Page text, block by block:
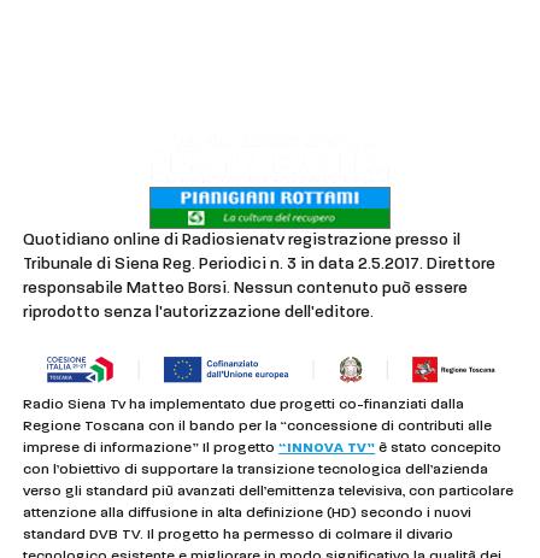
Quotidiano online di Radiosienatv registrazione presso il
Tribunale di Siena Reg. Periodici n. 3 in data 2.5.2017. Direttore
responsabile Matteo Borsi. Nessun contenuto può essere
riprodotto senza l'autorizzazione dell'editore.
Radio Siena Tv ha implementato due progetti co-finanziati dalla
Regione Toscana con il bando per la “concessione di contributi alle
imprese di informazione” Il progetto“INNOVA TV” è stato concepito
con l’obiettivo di supportare la transizione tecnologica dell’azienda
verso gli standard più avanzati dell’emittenza televisiva, con particolare
attenzione alla diffusione in alta definizione (HD) secondo i nuovi
standard DVB TV. Il progetto ha permesso di colmare il divario